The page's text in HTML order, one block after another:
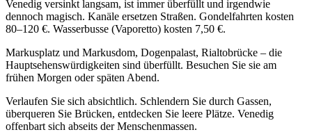
Venedig versinkt langsam, ist immer überfüllt und irgendwie
dennoch magisch. Kanäle ersetzen Straßen. Gondelfahrten kosten
80–120 €. Wasserbusse (Vaporetto) kosten 7,50 €.
Markusplatz und Markusdom, Dogenpalast, Rialtobrücke – die
Hauptsehenswürdigkeiten sind überfüllt. Besuchen Sie sie am
frühen Morgen oder späten Abend.
Verlaufen Sie sich absichtlich. Schlendern Sie durch Gassen,
überqueren Sie Brücken, entdecken Sie leere Plätze. Venedig
offenbart sich abseits der Menschenmassen.